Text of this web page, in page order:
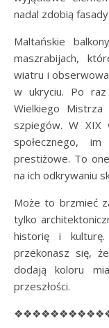
nadal zdobią
Maltańskie
maszrabijach,
wiatru i
w ukryciu. Po
Wielkiego
szpiegów. W XIX
społecznego,
prestiżowe. To
na ich odkrywaniu
Może to brzmieć
tylko
historię i kulturę.
przekonasz się,
dodają koloru
przeszłości.